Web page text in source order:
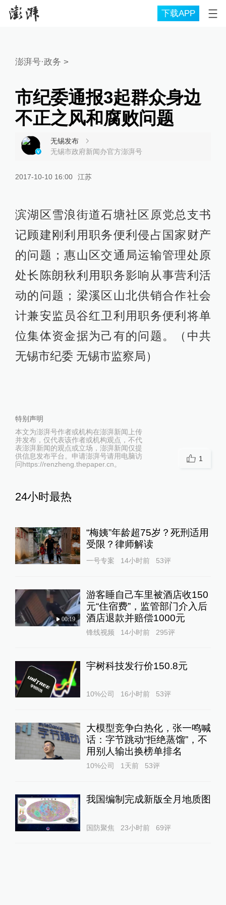
下载APP
澎湃号·政务 >
市纪委通报3起群众身边
不正之风和腐败问题
无锡发布
无锡市政府新闻办官方澎湃号
2017-10-10 16:00 江苏
滨湖区雪浪街道石塘社区原党总支书
记顾建刚利用职务便利侵占国家财产
的问题；惠山区交通局运输管理处原
处长陈朗秋利用职务影响从事营利活
动的问题；梁溪区山北供销合作社会
计兼安监员谷红卫利用职务便利将单
位集体资金据为己有的问题。（中共
无锡市纪委 无锡市监察局）
特别声明
本文为澎湃号作者或机构在澎湃新闻上传
并发布，仅代表该作者或机构观点，不代
表澎湃新闻的观点或立场，澎湃新闻仅提
供信息发布平台。申请澎湃号请用电脑访
问https://renzheng.thepaper.cn。
1
24小时最热
“梅姨”年龄超75岁？死刑适用
受限？律师解读
一号专案 14小时前 53评
00:19
游客睡自己车里被酒店收150
元“住宿费”，监管部门介入后
酒店退款并赔偿1000元
锋线视频 14小时前 295评
宇树科技发行价150.8元
10%公司 16小时前 53评
大模型竞争白热化，张一鸣喊
话：字节跳动“拒绝蒸馏”，不
用别人输出换榜单排名
10%公司 1天前 53评
我国编制完成新版全月地质图
国防聚焦 23小时前 69评